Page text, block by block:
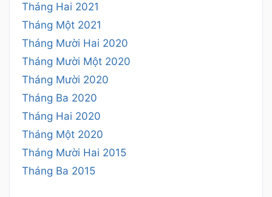
Tháng Hai 2021
Tháng Một 2021
Tháng Mười Hai 2020
Tháng Mười Một 2020
Tháng Mười 2020
Tháng Ba 2020
Tháng Hai 2020
Tháng Một 2020
Tháng Mười Hai 2015
Tháng Ba 2015